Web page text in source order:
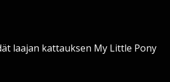
laajan kattauksen My Little Pony